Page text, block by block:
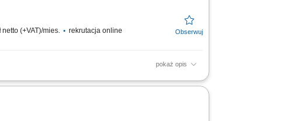
netto (+VAT)/mies. rekrutacja online
pokaż opis
odpowiedzialność za budżet,